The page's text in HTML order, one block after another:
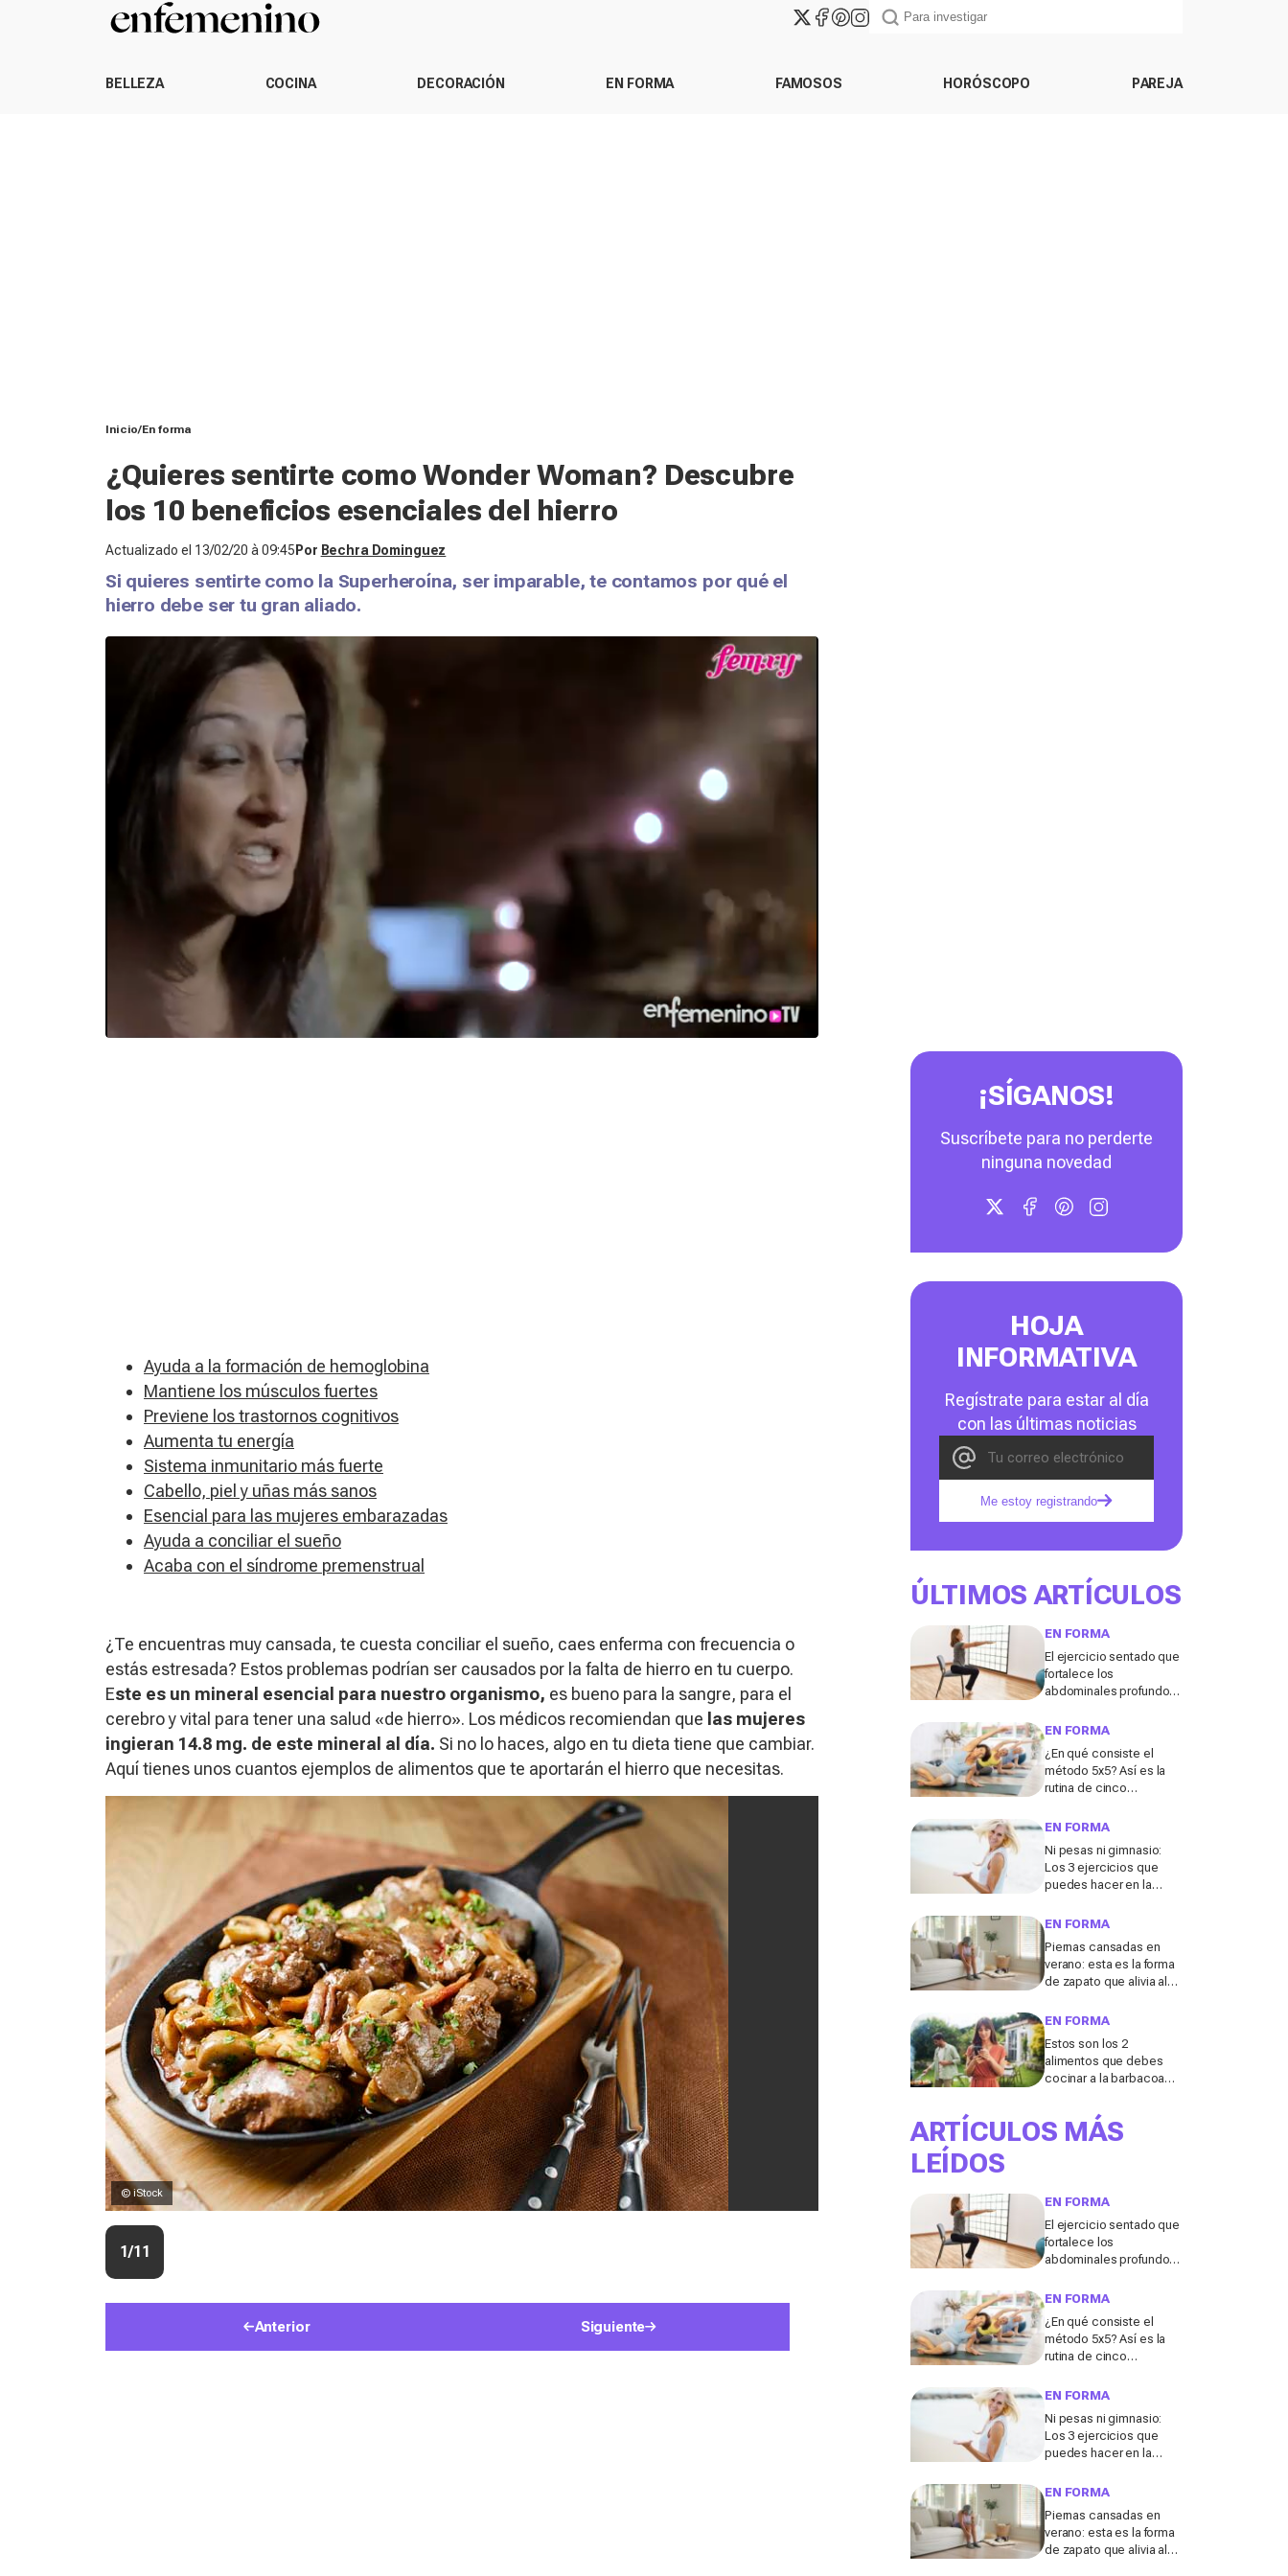
BELLEZA COCINA DECORACIÓN EN FORMA FAMOSOS HORÓSCOPO PAREJA
Inicio En forma
¿Quieres sentirte como Wonder Woman? Descubre
los 10 beneficios esenciales del hierro
Actualizado el 13/02/20 à 09:45 Por Bechra Dominguez
Si quieres sentirte como la Superheroína, ser imparable, te contamos por qué el
hierro debe ser tu gran aliado.
Ayuda a la formación de hemoglobina
Mantiene los músculos fuertes
Previene los trastornos cognitivos
Aumenta tu energía
Sistema inmunitario más fuerte
Cabello, piel y uñas más sanos
Esencial para las mujeres embarazadas
Ayuda a conciliar el sueño
Acaba con el síndrome premenstrual
¿Te encuentras muy cansada, te cuesta conciliar el sueño, caes enferma con frecuencia o
estás estresada? Estos problemas podrían ser causados por la falta de hierro en tu cuerpo.
Este es un mineral esencial para nuestro organismo, es bueno para la sangre, para el
cerebro y vital para tener una salud «de hierro». Los médicos recomiendan que las mujeres
ingieran 14.8 mg. de este mineral al día. Si no lo haces, algo en tu dieta tiene que cambiar.
Aquí tienes unos cuantos ejemplos de alimentos que te aportarán el hierro que necesitas.
© iStock
1/11
Anterior Siguiente
¡SÍGANOS!
Suscríbete para no perderte
ninguna novedad
HOJA
INFORMATIVA
Regístrate para estar al día
con las últimas noticias
Me estoy registrando
ÚLTIMOS ARTÍCULOS
EN FORMA
El ejercicio sentado que
fortalece los
abdominales profundos
digestión
EN FORMA
¿En qué consiste el
método 5x5? Así es la
rutina de cinco
fortalecer el abdomen
EN FORMA
Ni pesas ni gimnasio:
Los 3 ejercicios que
puedes hacer en la
brazos después de los
EN FORMA
Piernas cansadas en
verano: esta es la forma
de zapato que alivia al
según los podólogos
EN FORMA
Estos son los 2
alimentos que debes
cocinar a la barbacoa
forma este verano,
según una experta
ARTÍCULOS MÁS
LEÍDOS
EN FORMA
El ejercicio sentado que
fortalece los
abdominales profundos
digestión
EN FORMA
¿En qué consiste el
método 5x5? Así es la
rutina de cinco
fortalecer el abdomen
EN FORMA
Ni pesas ni gimnasio:
Los 3 ejercicios que
puedes hacer en la
brazos después de los
EN FORMA
Piernas cansadas en
verano: esta es la forma
de zapato que alivia al